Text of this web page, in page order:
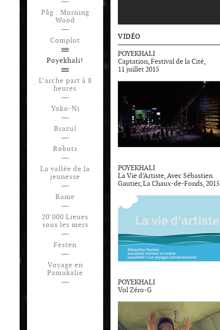
VIDÉO
POYEKHALI
Captation, Festival de la Cité,
11 juillet 2015
POYEKHALI
La Vie d’Artiste, Avec Sébastien
Gautier, La Chaux-de-Fonds, 2015
POYEKHALI
Vol Zéro-G
Påg : Morning
Wood
Complot
Poyekhali!
L’arche part à 8
heures
Yoko-Ni
Brazul
Robots
La vallée de la
jeunesse
Rame
20’000 Lieues
sous les mers
Festen
Voyage en
Pamukalie